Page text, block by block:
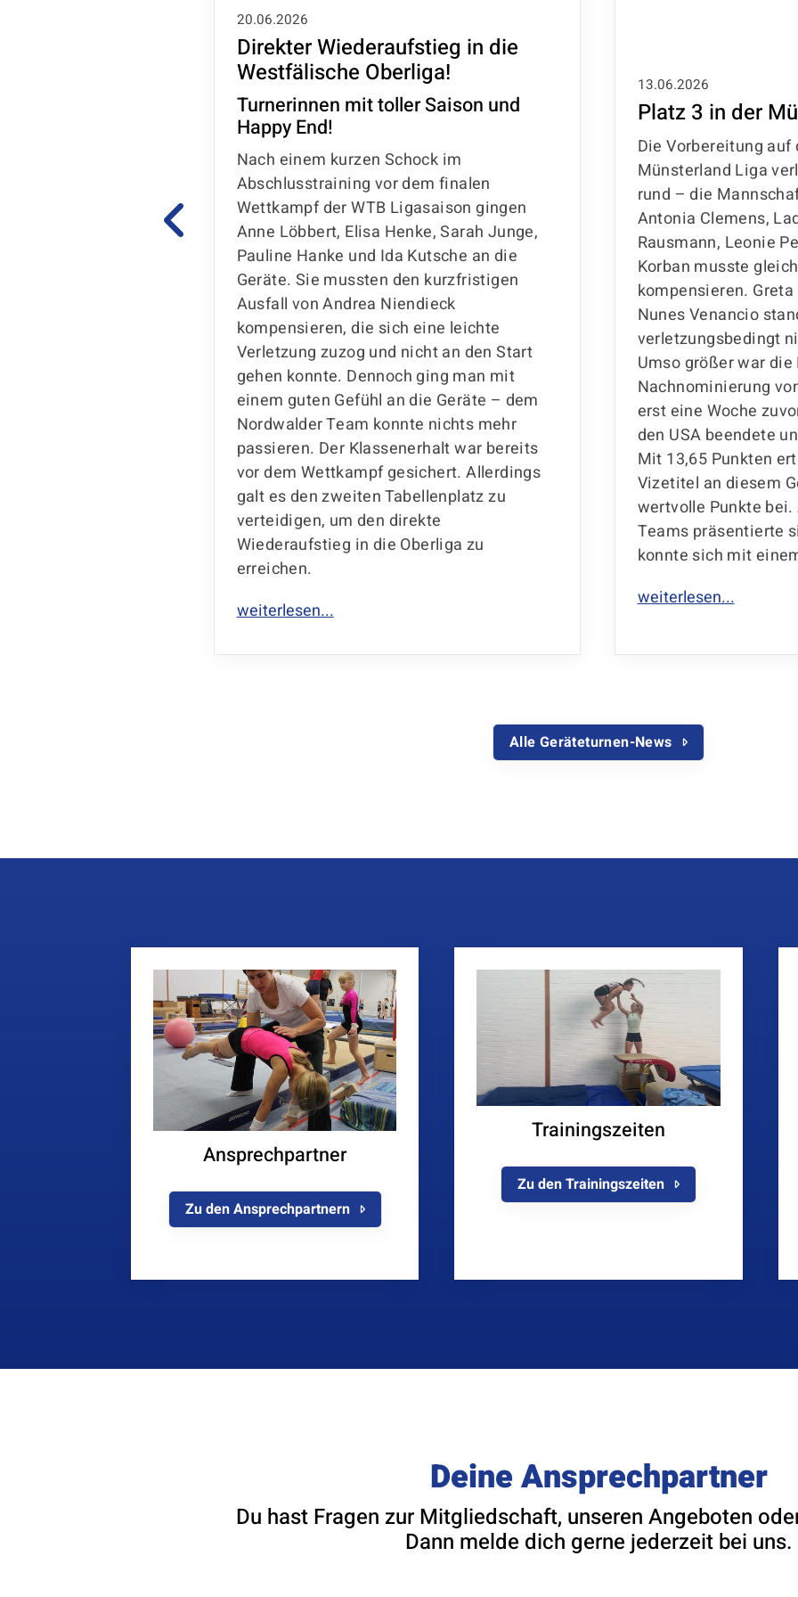
20.06.2026
Direkter Wiederaufstieg in die
Westfälische Oberliga!
Turnerinnen mit toller Saison und
Happy End!
Nach einem kurzen Schock im
Abschlusstraining vor dem finalen
Wettkampf der WTB Ligasaison gingen
Anne Löbbert, Elisa Henke, Sarah Junge,
Pauline Hanke und Ida Kutsche an die
Geräte. Sie mussten den kurzfristigen
Ausfall von Andrea Niendieck
kompensieren, die sich eine leichte
Verletzung zuzog und nicht an den Start
gehen konnte. Dennoch ging man mit
einem guten Gefühl an die Geräte – dem
Nordwalder Team konnte nichts mehr
passieren. Der Klassenerhalt war bereits
vor dem Wettkampf gesichert. Allerdings
galt es den zweiten Tabellenplatz zu
verteidigen, um den direkte
Wiederaufstieg in die Oberliga zu
erreichen.
13.06.2026
Platz 3 in der
Die Vorbereitung
Münsterland Liga
rund – die
Antonia Clemens,
Rausmann, Leonie
Korban musste
kompensieren.
Nunes Venancio
verletzungsbedingt
Umso größer war die
Nachnominierung
erst eine Woche
den USA beendete
Mit 13,65 Punkten
Vizetitel an diesem
wertvolle Punkte
Teams präsentierte
konnte sich mit
Alle Geräteturnen-News
Ansprechpartner
Zu den Ansprechpartnern
Trainingszeiten
Zu den Trainingszeiten
Deine Ansprechpartner
Du hast Fragen zur Mitgliedschaft, unseren Angeboten
Dann melde dich gerne jederzeit bei uns.